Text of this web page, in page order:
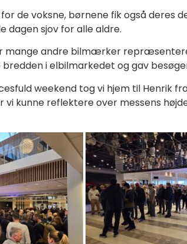
for de voksne, børnene fik også
sjov for alle aldre.
mange andre bilmærker
bredden i elbilmarkedet og gav
weekend tog vi hjem til Henrik
vi kunne reflektere over messens